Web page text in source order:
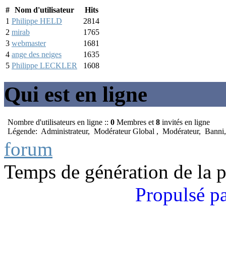
# Nom d'utilisateur
Hits
1 Philippe HELD
2814
2 mirab
1765
3 webmaster
1681
4 ange des neiges
1635
5 Philippe LECKLER 1608
Qui est en ligne
Nombre d'utilisateurs en ligne :: 0 Membres et8 invités en ligne
Légende: Administrateur, Modérateur Global , Modérateur, Banni
forum
Temps de génération de la
Propulsé